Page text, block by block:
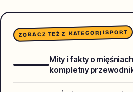
ZOBACZ TEŻ Z KATEGORIISPORT
Mity i fakty o
kompletny